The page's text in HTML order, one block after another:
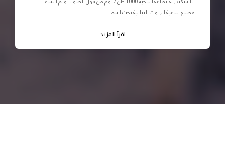
مصنع لتنقية الزيوت النباتية تحت اسم...
اقرأ المزيد